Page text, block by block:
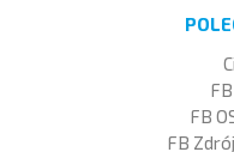
FB
FB